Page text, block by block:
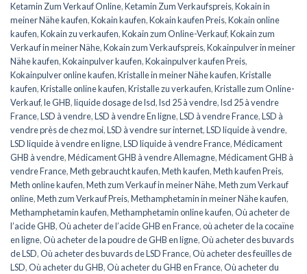
Ketamin Zum Verkauf Online,Ketamin Zum Verkaufspreis,Kokain in
meiner Nähe kaufen,Kokain kaufen,Kokain kaufen Preis,Kokain online
kaufen,Kokain zu verkaufen,Kokain zum Online-Verkauf,Kokain zum
Verkauf in meiner Nähe,Kokain zum Verkaufspreis,Kokainpulver in meiner
Nähe kaufen,Kokainpulver kaufen,Kokainpulver kaufen Preis,
Kokainpulver online kaufen,Kristalle in meiner Nähe kaufen,Kristalle
kaufen,Kristalle online kaufen,Kristalle zu verkaufen,Kristalle zum Online-
Verkauf,le GHB,liquide dosage de lsd,lsd 25 à vendre,lsd 25 à vendre
France,LSD à vendre,LSD à vendre En ligne,LSD à vendre France,LSD à
vendre près de chez moi,LSD à vendre sur internet,LSD liquide à vendre,
LSD liquide à vendre en ligne,LSD liquide à vendre France,Médicament
GHB à vendre,Médicament GHB à vendre Allemagne,Médicament GHB à
vendre France,Meth gebraucht kaufen,Meth kaufen,Meth kaufen Preis,
Meth online kaufen,Meth zum Verkauf in meiner Nähe,Meth zum Verkauf
online,Meth zum Verkauf Preis,Methamphetamin in meiner Nähe kaufen,
Methamphetamin kaufen,Methamphetamin online kaufen,Où acheter de
l’acide GHB,Où acheter de l’acide GHB en France,où acheter de la cocaïne
en ligne,Où acheter de la poudre de GHB en ligne,Où acheter des buvards
de LSD,Où acheter des buvards de LSD France,Où acheter des feuilles de
LSD,Où acheter du GHB,Où acheter du GHB en France,Où acheter du